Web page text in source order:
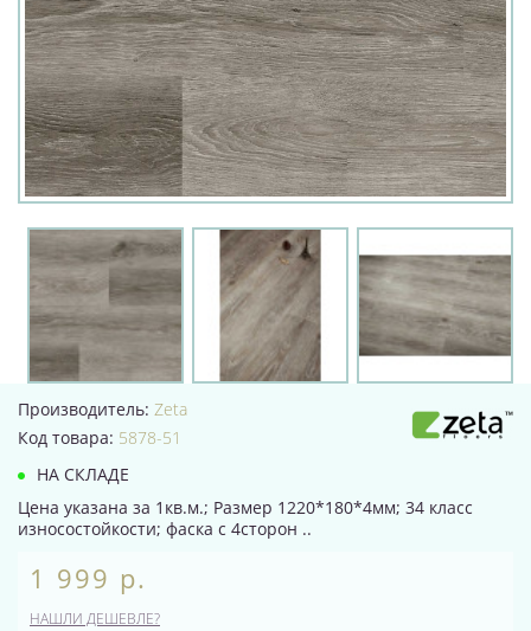
Производитель: Zeta
Код товара: 5878-51
НА СКЛАДЕ
Цена указана за 1кв.м.; Размер 1220*180*4мм; 34 класс
износостойкости; фаска с 4сторон ..
1 999 р.
НАШЛИ ДЕШЕВЛЕ?